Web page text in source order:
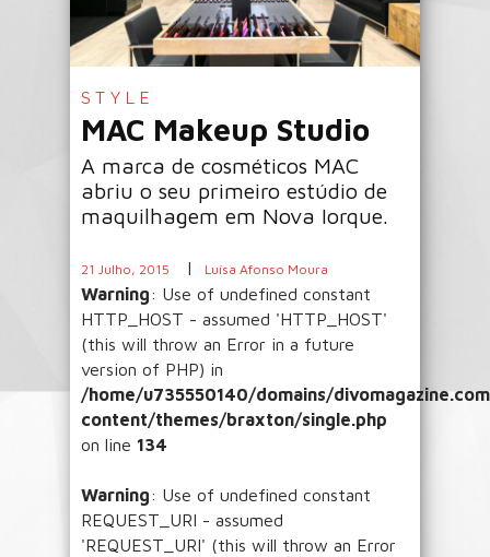
STYLE
MAC Makeup Studio
A marca de cosméticos MAC
abriu o seu primeiro estúdio de
maquilhagem em Nova Iorque.
21 Julho, 2015 | Luísa Afonso Moura
Warning: Use of undefined constant
HTTP_HOST - assumed 'HTTP_HOST'
(this will throw an Error in a future
version of PHP) in
/home/u735550140/domains/
content/themes/braxton/single.php
on line 134
Warning: Use of undefined constant
REQUEST_URI - assumed
'REQUEST_URI' (this will throw an Error